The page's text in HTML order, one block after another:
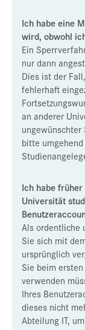
Ich habe eine
wird, obwohl
Ein
nur dann
Dies ist der
fehlerhaft
an anderer
ungewünschter
bitte
Ich habe
Universität
Als ordentliche
Sie sich mit
ursprünglich
Sie beim
verwenden
Ihres
dieses nicht
Abteilung IT,